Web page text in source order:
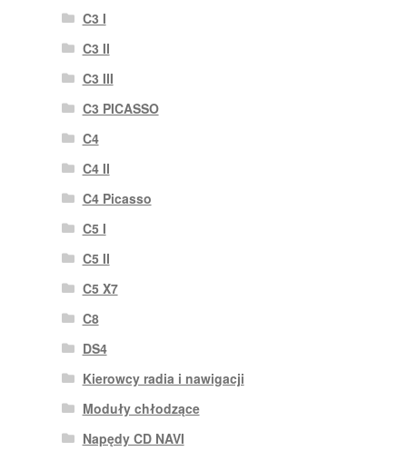
C3 I
C3 II
C3 III
C3 PICASSO
C4
C4 II
C4 Picasso
C5 I
C5 II
C5 X7
C8
DS4
Kierowcy radia i nawigacji
Moduły chłodzące
Napędy CD NAVI